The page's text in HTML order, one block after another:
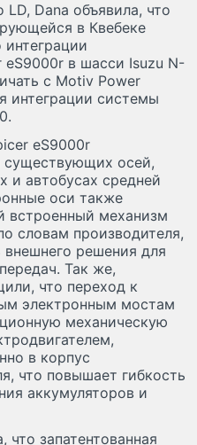
Dana объявила, что
в Квебеке
eS9000r в шасси Isuzu N-
с Motiv Power
интеграции системы
eS9000r
существующих осей,
и автобусах средней
оси также
встроенный механизм
словам производителя,
решения для
Так же,
что переход к
электронным мостам
механическую
в корпус
что повышает гибкость
аккумуляторов и
запатентованная